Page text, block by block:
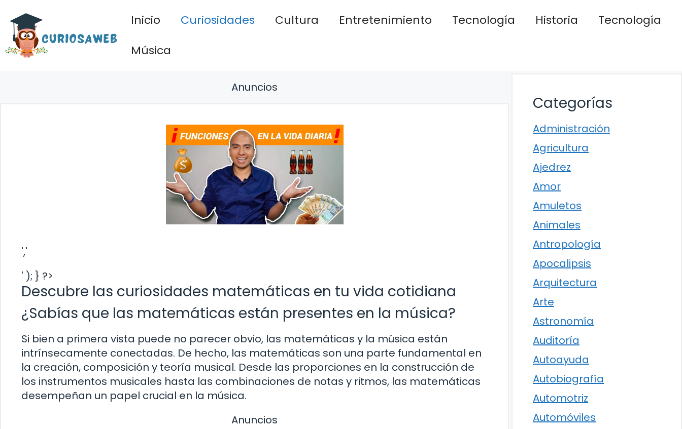
contenido
Inicio Curiosidades Cultura Entretenimiento Tecnología Historia
Tecnología
Música
Anuncios
','
' ); } ?>
Descubre las curiosidades matemáticas en tu vida cotidiana
¿Sabías que las matemáticas están presentes en la música?
Si bien a primera vista puede no parecer obvio, las matemáticas y la música están
intrínsecamente conectadas. De hecho, las matemáticas son una parte fundamental en
la creación, composición y teoría musical. Desde las proporciones en la construcción de
los instrumentos musicales hasta las combinaciones de notas y ritmos, las matemáticas
desempeñan un papel crucial en la música.
Anuncios
Categorías
Administración
Agricultura
Ajedrez
Amor
Amuletos
Animales
Antropología
Apocalipsis
Arquitectura
Arte
Astronomía
Auditoría
Autoayuda
Autobiografía
Automotriz
Automóviles